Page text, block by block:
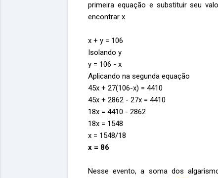
primeira equação e substituir seu
encontrar x.
x + y = 106
Isolando y
y = 106 - x
Aplicando na segunda equação
45x + 27(106-x) = 4410
45x + 2862 - 27x = 4410
18x = 4410 - 2862
18x = 1548
x = 1548/18
x = 86
Nesse evento, a soma dos